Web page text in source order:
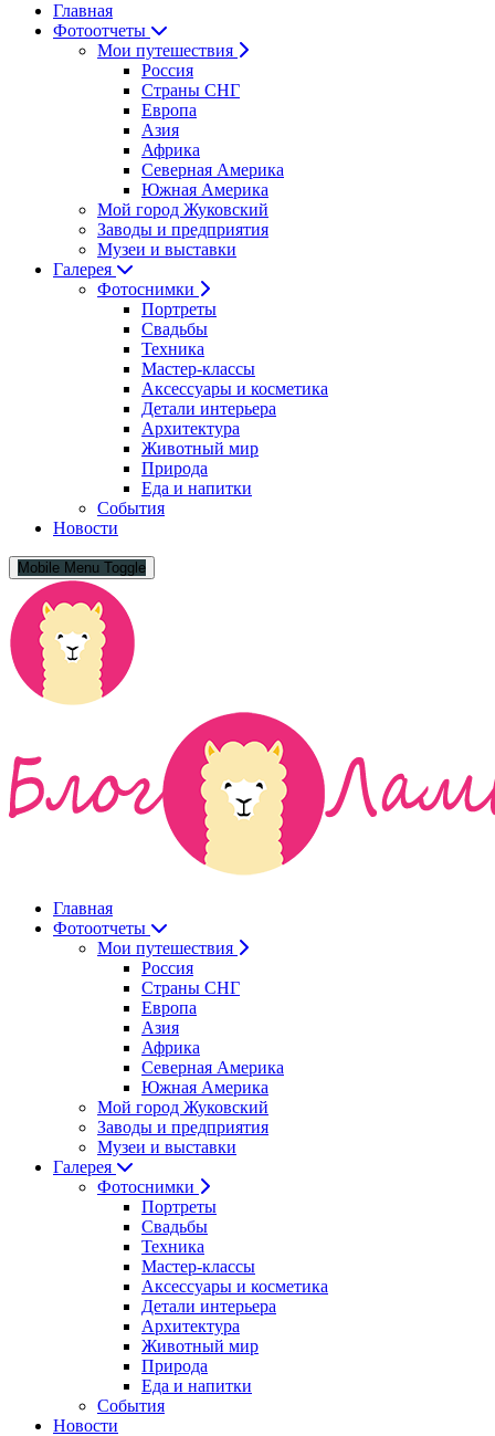
Главная
Фотоотчеты
Мои путешествия
Россия
Страны СНГ
Европа
Азия
Африка
Северная Америка
Южная Америка
Мой город Жуковский
Заводы и предприятия
Музеи и выставки
Галерея
Фотоснимки
Портреты
Свадьбы
Техника
Мастер-классы
Аксессуары и косметика
Детали интерьера
Архитектура
Животный мир
Природа
Еда и напитки
События
Новости
Mobile Menu Toggle
Главная
Фотоотчеты
Мои путешествия
Россия
Страны СНГ
Европа
Азия
Африка
Северная Америка
Южная Америка
Мой город Жуковский
Заводы и предприятия
Музеи и выставки
Галерея
Фотоснимки
Портреты
Свадьбы
Техника
Мастер-классы
Аксессуары и косметика
Детали интерьера
Архитектура
Животный мир
Природа
Еда и напитки
События
Новости